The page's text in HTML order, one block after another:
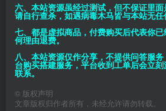
六、本站资源虽经过测试，但不保证里面
请自行查杀，如遇病毒木马皆与本站无任
七、都是虚拟商品，付费购买后代表你
何理由退费。
八、本站资源仅作分享，不提供问答服
台购买搭建服务，平台收到工单后会立
联系。
© 版权声明
文章版权归作者所有，未经允许请勿转载。